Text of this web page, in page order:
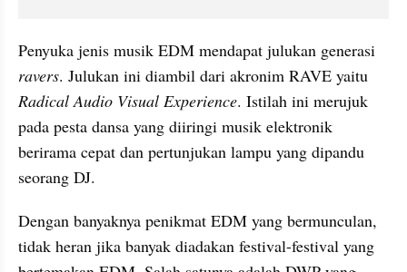
ravers
Radical Audio Visual Experience. Istilah ini merujuk
pada pesta dansa yang diiringi musik elektronik
berirama cepat dan pertunjukan lampu yang dipandu
seorang DJ.
Dengan banyaknya penikmat EDM yang bermunculan,
tidak heran jika banyak diadakan festival-festival yang